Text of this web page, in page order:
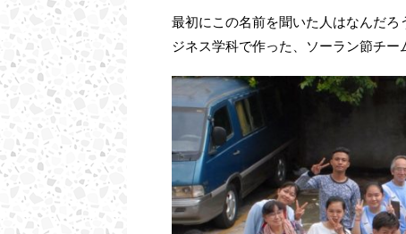
最初にこの名前を聞いた人はなんだ
ジネス学科で作った、ソーラン節チー